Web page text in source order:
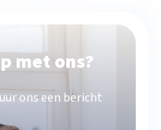
met ons?
ons een bericht